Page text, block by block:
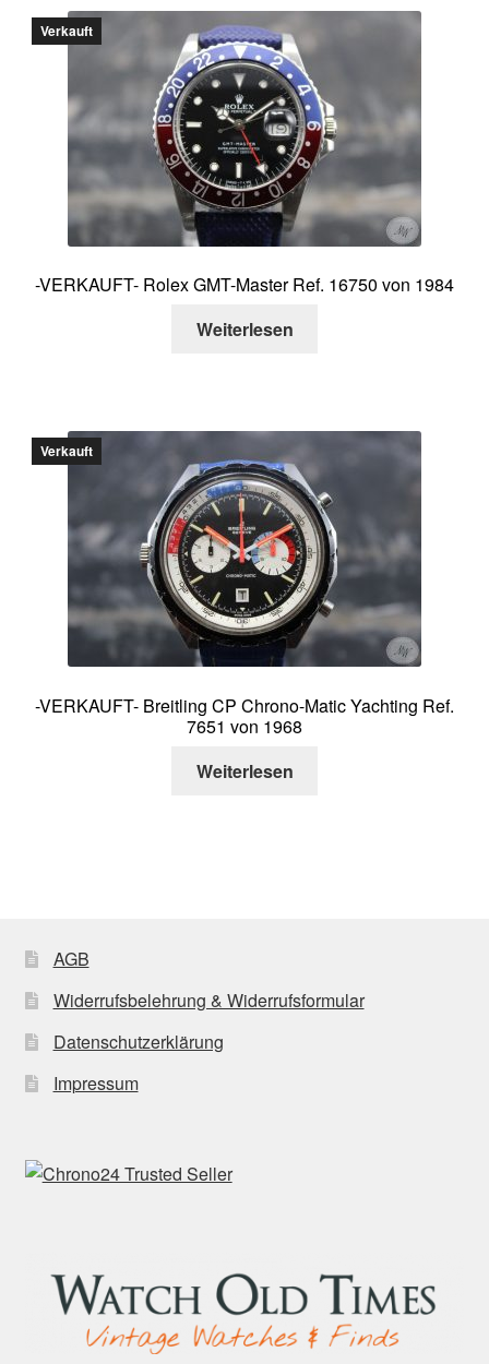
Verkauft
-VERKAUFT- Rolex GMT-Master Ref. 16750 von 1984
Weiterlesen
Verkauft
-VERKAUFT- Breitling CP Chrono-Matic Yachting Ref.
7651 von 1968
Weiterlesen
AGB
Widerrufsbelehrung & Widerrufsformular
Datenschutzerklärung
Impressum